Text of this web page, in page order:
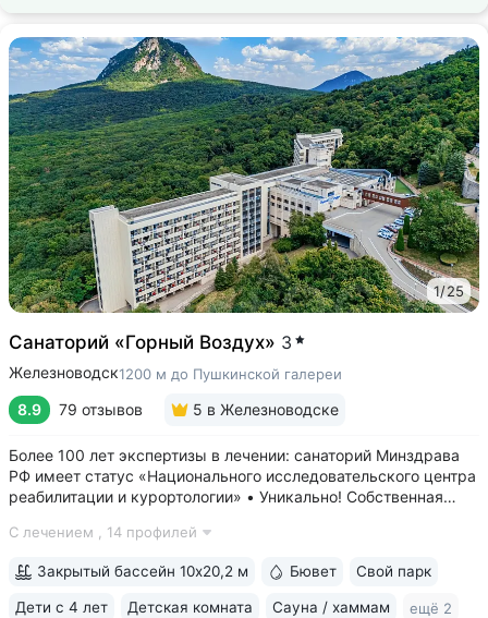
1/25
Санаторий «Горный Воздух» 3
Железноводск1200 м до Пушкинской галереи
8.9 79 отзывов 5 в Железноводске
Более 100 лет экспертизы в лечении: санаторий Минздрава
РФ имеет статус «Национального исследовательского центра
реабилитации и курортологии» • Уникально! Собственная
«Горный воздух» — единственный санаторий, где можно
С лечением , 14 профилей
Закрытый бассейн 10х20,2 м Бювет Свой парк
Дети с 4 лет Детская комната Сауна / хаммам ещё 2